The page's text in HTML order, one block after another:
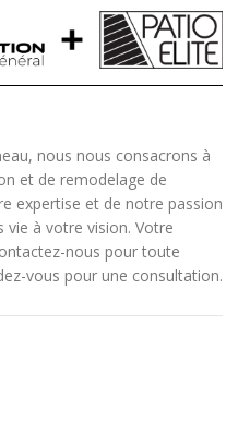
nous nous consacrons à
et de remodelage de
expertise et de notre passion
à votre vision. Votre
nous pour toute
vous pour une consultation.